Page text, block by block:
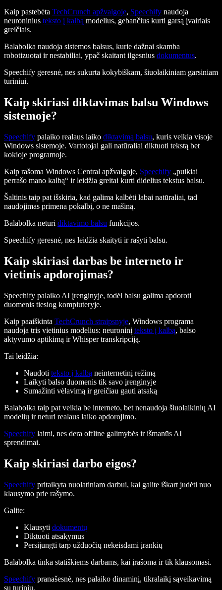
Kaip pastebėta TechCrunch apžvalgoje, Speechify naudoja
neuroninius teksto į kalbą modelius, gebančius kurti garsą įvairiais
greičiais.
Balabolka naudoja sistemos balsus, kurie dažnai skamba
robotizuotai ir nestabiliai, ypač skaitant ilgesnius dokumentus.
Speechify geresnė, nes sukurta kokybiškam, šiuolaikiniam garsiniam
turiniui.
Kaip skiriasi diktavimas balsu Windows
sistemoje?
Speechify palaiko realaus laiko diktavimą balsu, kuris veikia visoje
Windows sistemoje. Vartotojai gali natūraliai diktuoti tekstą bet
kokioje programoje.
Kaip rašoma Windows Central apžvalgoje, Speechify „puikiai
perrašo mano kalbą“ ir leidžia greitai kurti didelius tekstus balsu.
Šaltinis taip pat išskiria, kad galima kalbėti labai natūraliai, tad
naudojimas primena pokalbį, o ne mašiną.
Balabolka neturi diktavimo balsu funkcijos.
Speechify geresnė, nes leidžia skaityti ir rašyti balsu.
Kaip skiriasi darbas be interneto ir
vietinis apdorojimas?
Speechify palaiko AI įrenginyje, todėl balsu galima apdoroti
duomenis tiesiog kompiuteryje.
Kaip paaiškinta TechCrunch straipsnyje, Windows programa
naudoja tris vietinius modelius: neuroninį teksto į kalbą, balso
aktyvumo aptikimą ir Whisper transkripciją.
Tai leidžia:
Naudoti teksto į kalbą neinternetinį režimą
Laikyti balso duomenis tik savo įrenginyje
Sumažinti vėlavimą ir greičiau gauti atsaką
Balabolka taip pat veikia be interneto, bet nenaudoja šiuolaikinių AI
modelių ir neturi realaus laiko apdorojimo.
Speechify laimi, nes dera offline galimybės ir išmanūs AI
sprendimai.
Kaip skiriasi darbo eigos?
Speechify pritaikyta nuolatiniam darbui, kai galite iškart judėti nuo
klausymo prie rašymo.
Galite:
Klausyti dokumentų
Diktuoti atsakymus
Persijungti tarp užduočių nekeisdami įrankių
Balabolka tinka statiškiems darbams, kai įrašoma ir tik klausomasi.
Speechify pranašesnė, nes palaiko dinaminį, tikralaikį sąveikavimą
su turiniu.